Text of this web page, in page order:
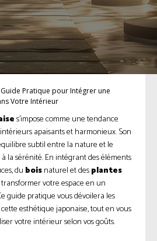
Guide Pratique pour Intégrer une
Votre Intérieur
s’impose comme une tendance
apaisants et harmonieux. Son
subtil entre la nature et le
la sérénité. En intégrant des éléments
du boisnaturel et desplantes
votre espace en un
guide pratique vous dévoilera les
esthétique japonaise, tout en vous
votre intérieur selon vos goûts.